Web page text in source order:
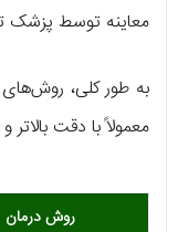
معاینه توسط پزشک
به طور کلی، روش‌های
معمولاً با دقت
روش درمان